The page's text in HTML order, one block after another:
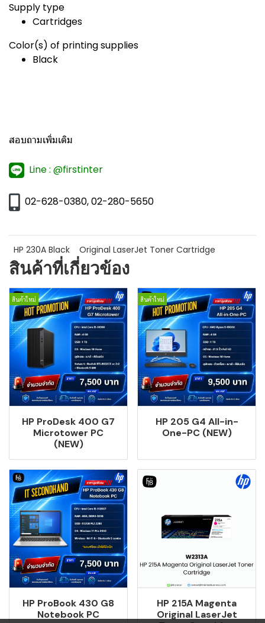
Supply type
Cartridges
Color(s) of printing supplies
Black
สอบถามเพิ่มเติม
Line : @firstinter
02-628-0380, 02-280-5650
HP 230A Black Original LaserJet Toner Cartridge
สินค้าที่เกี่ยวข้อง
สินค้าใหม่
HP ProDesk 400 G7
Microtower PC
(NEW)
สินค้าใหม่
HP 205 G4 All-in-
One-PC (NEW)
HP ProBook 430 G8
Notebook PC
HP 215A Magenta
Original LaserJet